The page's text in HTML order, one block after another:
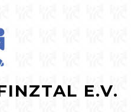
E.V.